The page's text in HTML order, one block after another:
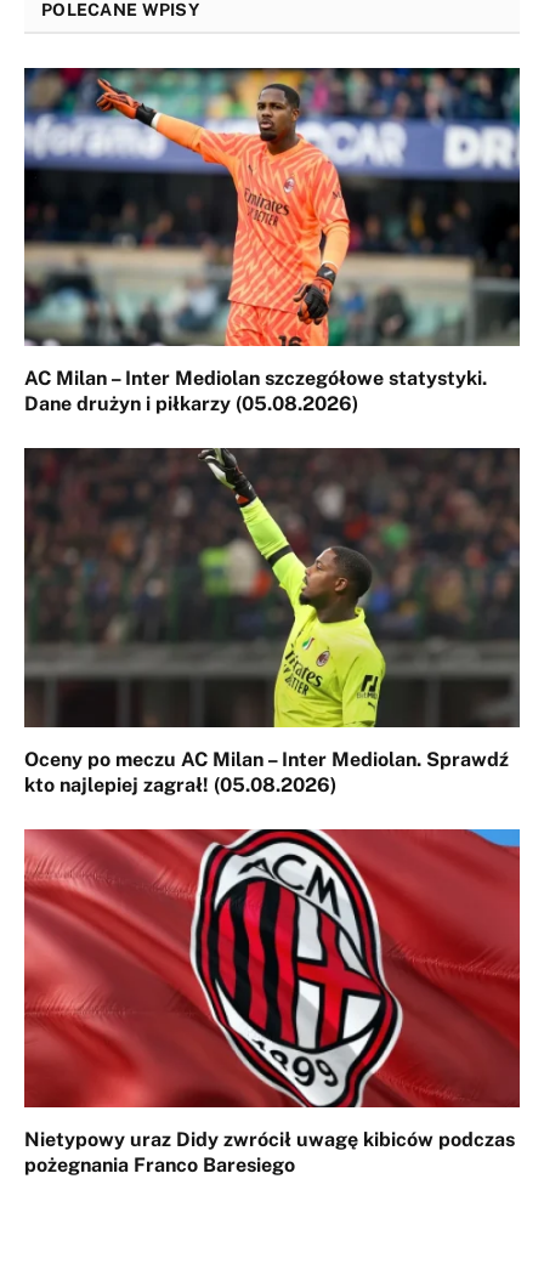
POLECANE WPISY
AC Milan – Inter Mediolan szczegółowe statystyki.
Dane drużyn i piłkarzy (05.08.2026)
Oceny po meczu AC Milan – Inter Mediolan. Sprawdź
kto najlepiej zagrał! (05.08.2026)
Nietypowy uraz Didy zwrócił uwagę kibiców podczas
pożegnania Franco Baresiego